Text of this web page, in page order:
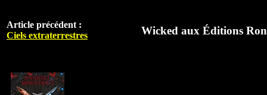
Article précédent :
Ciels extraterrestres
Wicked aux Éditions